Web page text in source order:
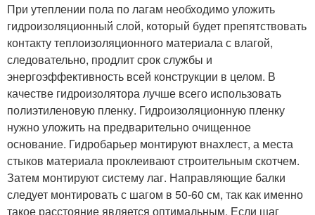
При утеплении пола по лагам необходимо уложить
гидроизоляционный слой, который будет препятствовать
контакту теплоизоляционного материала с влагой,
следовательно, продлит срок службы и
энергоэффективность всей конструкции в целом. В
качестве гидроизолятора лучше всего использовать
полиэтиленовую пленку. Гидроизоляционную пленку
нужно уложить на предварительно очищенное
основание. Гидробарьер монтируют внахлест, а места
стыков материала проклеивают строительным скотчем.
Затем монтируют систему лаг. Направляющие балки
следует монтировать с шагом в 50-60 см, так как именно
такое расстояние является оптимальным. Если шаг